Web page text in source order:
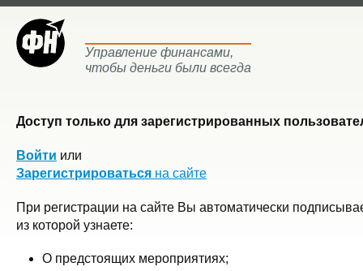
Управление финансами,
чтобы деньги были всегда
Доступ только для зарегистрированных
Войти или
Зарегистрироваться на сайте
При регистрации на сайте Вы автоматически
из которой узнаете:
О предстоящих мероприятиях;